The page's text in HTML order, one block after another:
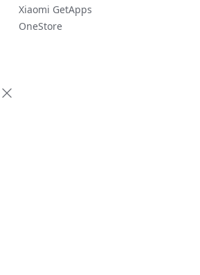
Xiaomi GetApps
OneStore